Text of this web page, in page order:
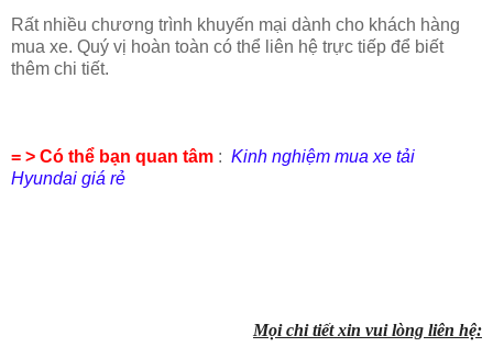
Rất nhiều chương trình khuyến mại dành cho khách hàng
mua xe. Quý vị hoàn toàn có thể liên hệ trực tiếp để biết
thêm chi tiết.
= > Có thể bạn quan tâm : Kinh nghiệm mua xe tải
Hyundai giá rẻ
Mọi chi tiết xin vui lòng liên hệ: